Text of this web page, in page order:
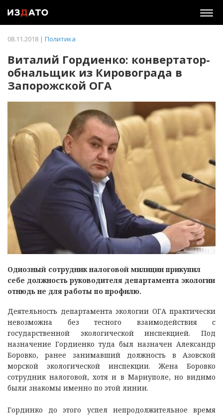
08.11.2018 | Политика
Виталий Гордиенко: конвертатор-
обнальщик из Кировограда в
Запорожской ОГА
Одиозный сотрудник налоговой милиции прикупил
себе должность руководителя департамента экологии
отнюдь не для работы по профилю.
Деятельность департамента экологии ОГА практически
невозможна без тесного взаимодействия с
государственной экологической инспекцией. Под
назначение Гордиенко туда был назначен Александр
Боровко, ранее занимавший должность в Азовской
морской экологической инспекции. Жена Боровко
сотрудник налоговой, хотя и в Мариуполе, но видимо
были знакомы именно по этой линии.
Гординко до этого успел непродолжительное время